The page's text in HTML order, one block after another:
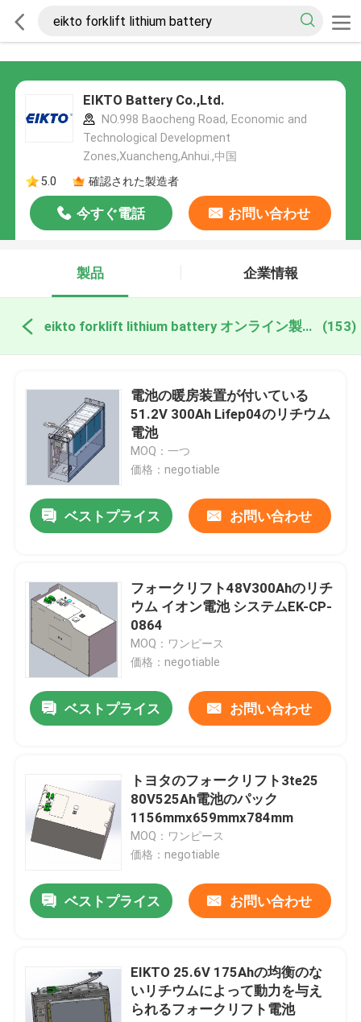
EIKTO Battery Co.,Ltd.
NO.998 Baocheng Road, Economic and
Technological Development
Zones,Xuancheng,Anhui.,中国
5.0
確認された製造者
今すぐ電話 お問い合わせ
製品 企業情報
eikto forklift lithium battery オンライン製造 (153)
電池の暖房装置が付いている
51.2V 300Ah Lifep04のリチウム
電池
MOQ：一つ
価格：negotiable
ベストプライス お問い合わせ
フォークリフト48V300Ahのリチ
ウム イオン電池 システムEK-CP-
0864
MOQ：ワンピース
価格：negotiable
ベストプライス お問い合わせ
トヨタのフォークリフト3te25
80V525Ah電池のパック
1156mmx659mmx784mm
MOQ：ワンピース
価格：negotiable
ベストプライス お問い合わせ
EIKTO 25.6V 175Ahの均衡のな
いリチウムによって動力を与え
られるフォークリフト電池